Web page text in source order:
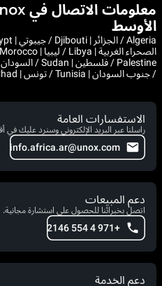
الأوسط
/ جنوب السودان | Tunisia / تونس | Chad / تشاد
الاستفسارات العامة
راسلنا عبر البريد الإلكتروني وسنرد عليك
info.africa.ar@unox.com
دعم المبيعات
اتصل بخبرائنا للحصول على استشارة مجانية.
+971 4 554 2146
دعم الخدمة